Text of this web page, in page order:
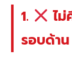
1.
ไ
รอบด้าน